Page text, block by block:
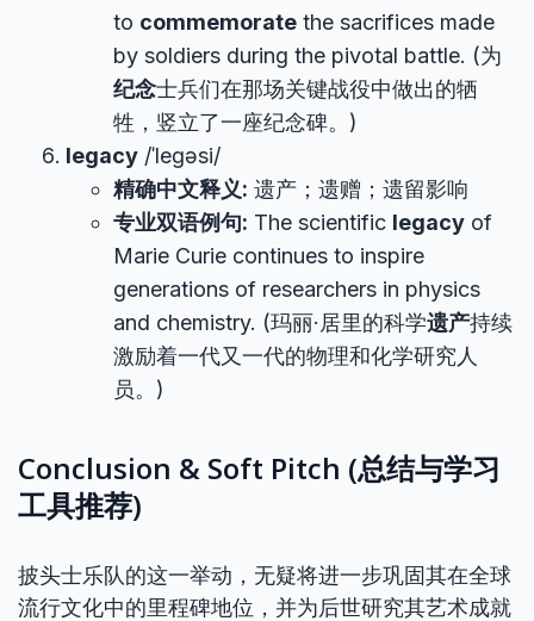
to commemorate the sacrifices made
by soldiers during the pivotal battle. (为
纪念士兵们在那场关键战役中做出的牺
牲，竖立了一座纪念碑。)
legacy /ˈleɡəsi/
精确中文释义: 遗产；遗赠；遗留影响
专业双语例句: The scientific legacy of
Marie Curie continues to inspire
generations of researchers in physics
and chemistry. (玛丽·居里的科学遗产持续
激励着一代又一代的物理和化学研究人
员。)
Conclusion & Soft Pitch (总结与学习
工具推荐)
披头士乐队的这一举动，无疑将进一步巩固其在全球
流行文化中的里程碑地位，并为后世研究其艺术成就